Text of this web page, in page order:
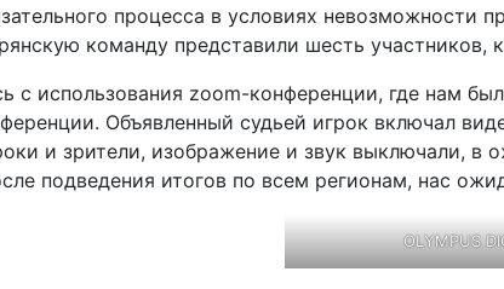
процесса в условиях
команду представили шесть
с использования zoom-конференции, где нам
Объявленный судьей игрок включал
и зрители, изображение и звук выключали,
подведения итогов по всем регионам, нас
OLYMPUS